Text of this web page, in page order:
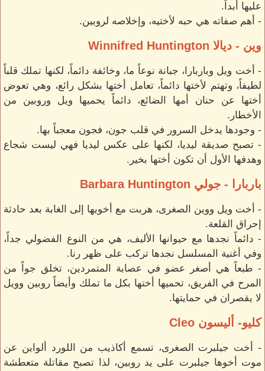
عليها أبداً.
- أهم صفاته هي حبه لأختيه، وإخلاصه لروبين.
وين - ديالا Winnifred Huntington
- أخت ويل وباربارا، جبانة نوعاً ما، وخائفة دائماً، لكنها تملك قلباً
لطيفاً، وتهتم لأختها دائماً، تعامل أختها بشكل رائع، وهي تعوض
أختها عن حنان أمها الضائع، دائماً يحميها ويل وروبين من
الأخطار.
- وجودها يدخل السرور في قلب جون، فجون معجباً بها.
- تصبح صديقة ليديا، لكنها على عكس ليديا فهي ليست شجاع
وهدفها الأول أن تكون أختها بخير.
باربارا - جولي Barbara Huntington
- أخت ويل ووين الصغرى، هربت مع أخويها إلى الغابة بعد حادثة
إحراق القلعة.
- دائماً نجدها مع حيوانها الأليف، هي من النوع الفضولي جداً،
وفي أغنية المسلسل نجدها تركب على ظهر رنا.
- طبعاً هي أصغر عضو في عصابة المتمردين، تخلق جواً من
المرح في الفريق، تحميها أختها بكل ما تملك وأيضاً روبين وويل
لا يقصران في حمايتها.
كليو- أليسون Cleo
- أخت جيلبرت الصغرى، تسمع أكاذيب من اللورد ألواين عن
موت أخوها جيلبرت على يد روبين، لذا تصبح مقاتلة متعطشة